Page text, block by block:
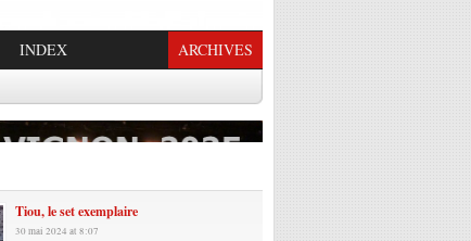
INDEX ARCHIVES
Tiou, le set exemplaire
30 mai 2024 at 8:07